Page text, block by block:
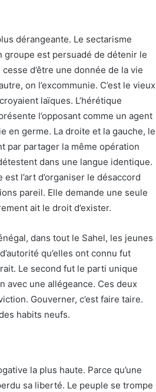
dérangeante. Le sectarisme
groupe est persuadé de détenir le
d’être une donnée de la vie
on l’excommunie. C’est le vieux
laïques. L’hérétique
l’opposant comme un agent
en germe. La droite et la gauche, le
par partager la même opération
dans une langue identique.
l’art d’organiser le désaccord
pareil. Elle demande une seule
ait le droit d’exister.
dans tout le Sahel, les jeunes
qu’elles ont connu fut
Le second fut le parti unique
avec une allégeance. Ces deux
Gouverner, c’est faire taire.
habits neufs.
la plus haute. Parce qu’une
sa liberté. Le peuple se trompe